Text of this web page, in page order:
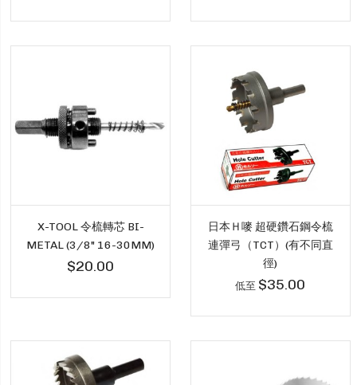
X-TOOL 令梳轉芯 BI-
METAL (3/8" 16-30MM)
$20.00
日本Ｈ嘜 超硬鑽石鋼令梳
連彈弓（TCT）(有不同直
徑)
低至 $35.00